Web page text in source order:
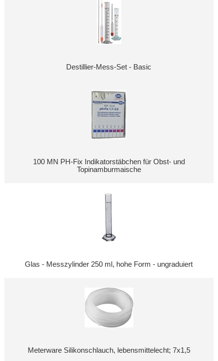
Destillier-Mess-Set - Basic
100 MN PH-Fix Indikatorstäbchen für Obst- und
Topinamburmaische
Glas - Messzylinder 250 ml, hohe Form - ungraduiert
Meterware Silikonschlauch, lebensmittelecht; 7x1,5